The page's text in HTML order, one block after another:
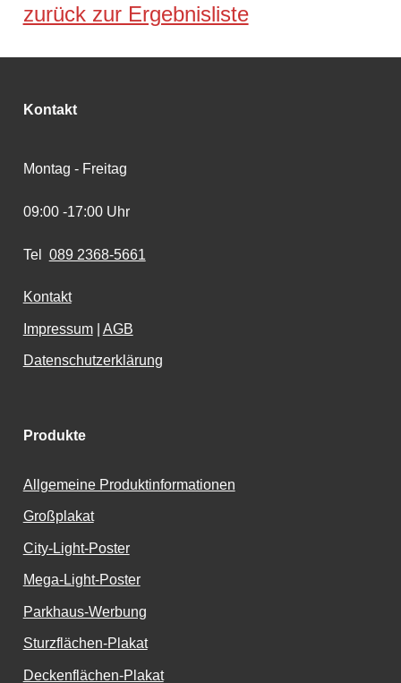
zurück zur Ergebnisliste
Kontakt
Montag - Freitag
09:00 -17:00 Uhr
Tel 089 2368-5661
Kontakt
Impressum| AGB
Datenschutzerklärung
Produkte
Allgemeine Produktinformationen
Großplakat
City-Light-Poster
Mega-Light-Poster
Parkhaus-Werbung
Sturzflächen-Plakat
Deckenflächen-Plakat